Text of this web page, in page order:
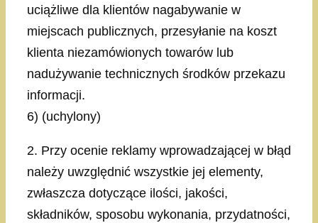
uciążliwe dla klientów nagabywanie w
miejscach publicznych, przesyłanie na koszt
klienta niezamówionych towarów lub
nadużywanie technicznych środków przekazu
informacji.
6) (uchylony)
2. Przy ocenie reklamy wprowadzającej w błąd
należy uwzględnić wszystkie jej elementy,
zwłaszcza dotyczące ilości, jakości,
składników, sposobu wykonania, przydatności,